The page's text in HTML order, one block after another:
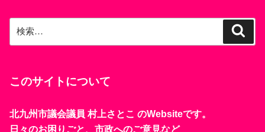
検
このサイトについて
北九州市議会議員 村上さとこ のWebsiteです。
日々のお困りごと、市政へのご意見など